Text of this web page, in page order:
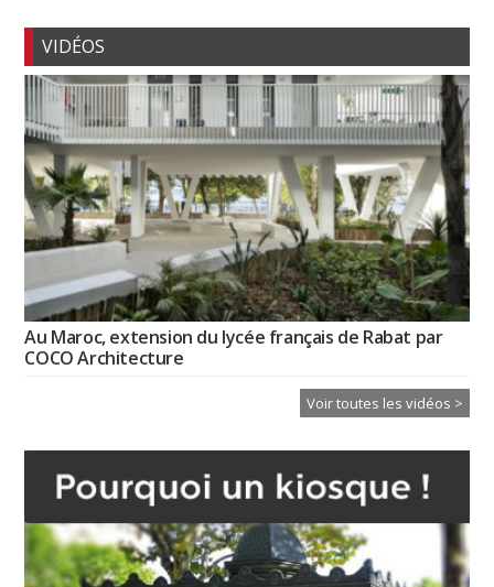
VIDÉOS
Au Maroc, extension du lycée français de Rabat par
COCO Architecture
Voir toutes les vidéos >